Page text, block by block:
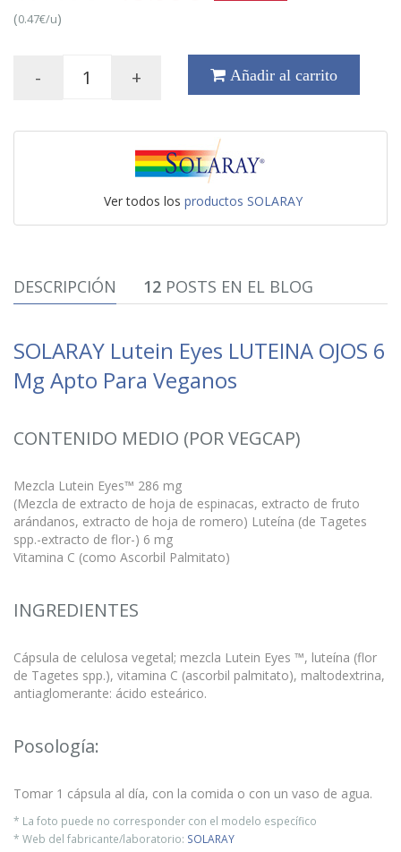
(0.47€/u)
- + Añadir al carrito
Ver todos los productos SOLARAY
DESCRIPCIÓN 12 POSTS EN EL BLOG
SOLARAY Lutein Eyes LUTEINA OJOS 6
Mg Apto Para Veganos
CONTENIDO MEDIO (POR VEGCAP)
Mezcla Lutein Eyes™ 286 mg
(Mezcla de extracto de hoja de espinacas, extracto de fruto
arándanos, extracto de hoja de romero) Luteína (de Tagetes
spp.-extracto de flor-) 6 mg
Vitamina C (como Ascorbil Palmitato)
INGREDIENTES
Cápsula de celulosa vegetal; mezcla Lutein Eyes ™, luteína (flor
de Tagetes spp.), vitamina C (ascorbil palmitato), maltodextrina,
antiaglomerante: ácido esteárico.
Posología:
Tomar 1 cápsula al día, con la comida o con un vaso de agua.
* La foto puede no corresponder con el modelo específico
* Web del fabricante/laboratorio: SOLARAY